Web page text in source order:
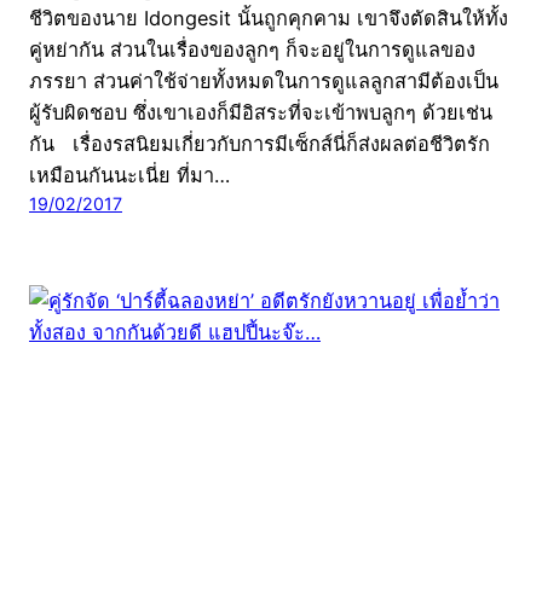
ชีวิตของนาย Idongesit นั้นถูกคุกคาม เขาจึงตัดสินให้ทั้ง
คู่หย่ากัน ส่วนในเรื่องของลูกๆ ก็จะอยู่ในการดูแลของ
ภรรยา ส่วนค่าใช้จ่ายทั้งหมดในการดูแลลูกสามีต้องเป็น
ผู้รับผิดชอบ ซึ่งเขาเองก็มีอิสระที่จะเข้าพบลูกๆ ด้วยเช่น
กัน เรื่องรสนิยมเกี่ยวกับการมีเซ็กส์นี่ก็ส่งผลต่อชีวิตรัก
เหมือนกันนะเนี่ย ที่มา…
19/02/2017